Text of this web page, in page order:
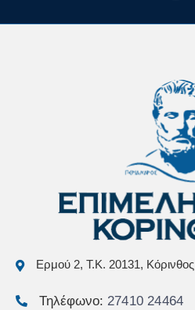
Ερμού 2, Τ.Κ. 20131, Κόρινθος
Τηλέφωνο: 27410 24464